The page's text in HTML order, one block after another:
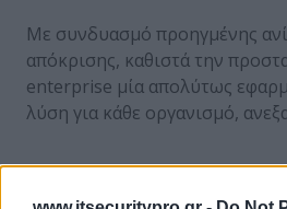
Με συνδυασμό προηγμένης
απόκρισης, καθιστά την
enterprise μία απολύτως
λύση για κάθε οργανισμό,